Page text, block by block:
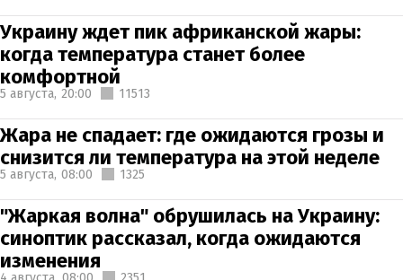
Украину ждет пик африканской жары:
когда температура станет более
комфортной
5 августа, 20:00 11513
Жара не спадает: где ожидаются грозы и
снизится ли температура на этой неделе
5 августа, 08:00 1325
"Жаркая волна" обрушилась на Украину:
синоптик рассказал, когда ожидаются
изменения